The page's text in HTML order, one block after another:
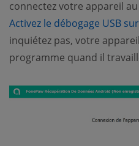
connectez votre appareil au
Activez le débogage USB
inquiétez pas, votre
programme quand il